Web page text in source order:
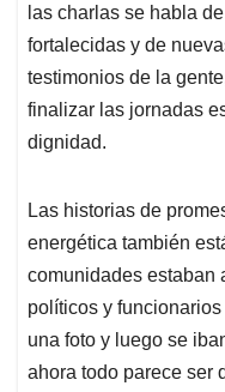
las charlas se habla
fortalecidas y de
testimonios de la
finalizar las jornadas
dignidad.
Las historias de
energética también
comunidades estaban
políticos y
una foto y luego se
ahora todo parece ser